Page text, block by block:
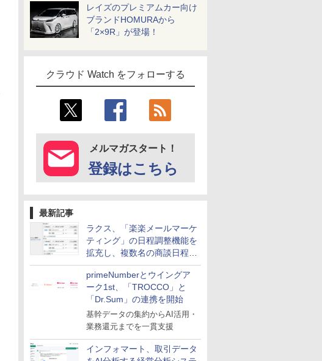
レイズのプレミアムカー向け
ブランドHOMURAから
「2×9R」が登場！
クラウド Watch をフォローする
メルマガスタート！
登録はこちら
最新記事
ラクス、「楽楽メールマーケ
ティング」の日程調整機能を
拡充し、複数名の商談日程調
整を効率化
primeNumberとウイングア
ーク1st、「TROCCO」と
「Dr.Sum」の連携を開始
基幹データの集約からAI活用・
業務還元までを一貫支援
インフォマート、取引データ